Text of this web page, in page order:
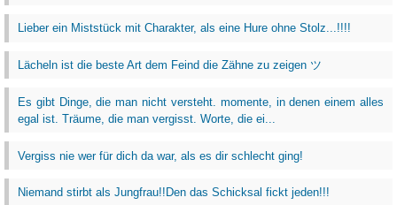
Lieber ein Miststück mit Charakter, als eine Hure ohne Stolz...!!!!
Lächeln ist die beste Art dem Feind die Zähne zu zeigen ツ
Es gibt Dinge, die man nicht versteht. momente, in denen einem alles
egal ist. Träume, die man vergisst. Worte, die ei...
Vergiss nie wer für dich da war, als es dir schlecht ging!
Niemand stirbt als Jungfrau!!Den das Schicksal fickt jeden!!!